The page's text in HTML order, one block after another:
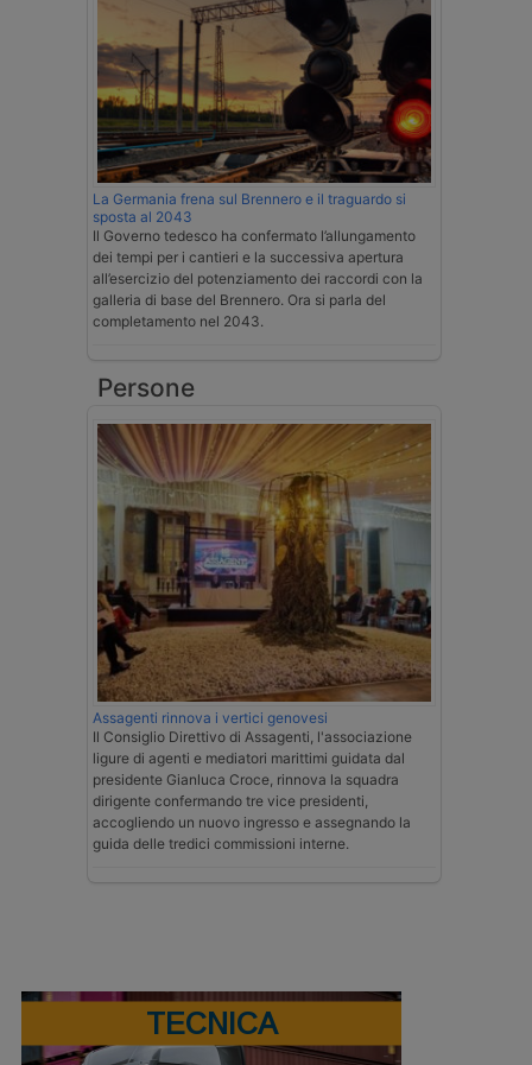
La Germania frena sul Brennero e il traguardo si
sposta al 2043
Il Governo tedesco ha confermato l’allungamento
dei tempi per i cantieri e la successiva apertura
all’esercizio del potenziamento dei raccordi con la
galleria di base del Brennero. Ora si parla del
completamento nel 2043.
Persone
Assagenti rinnova i vertici genovesi
Il Consiglio Direttivo di Assagenti, l'associazione
ligure di agenti e mediatori marittimi guidata dal
presidente Gianluca Croce, rinnova la squadra
dirigente confermando tre vice presidenti,
accogliendo un nuovo ingresso e assegnando la
guida delle tredici commissioni interne.
TECNICA